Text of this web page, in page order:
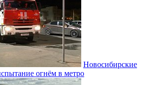
Новосибирские
огнём в метро